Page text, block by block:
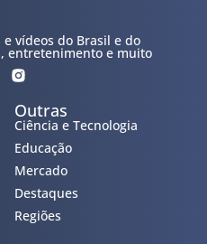
vídeos do Brasil e do
entretenimento e muito
Outras
Ciência e Tecnologia
Educação
Mercado
Destaques
Regiões